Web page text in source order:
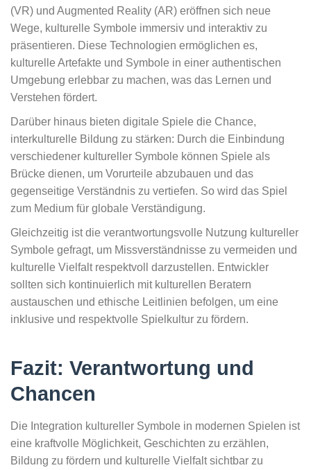
(VR) und Augmented Reality (AR) eröffnen sich neue
Wege, kulturelle Symbole immersiv und interaktiv zu
präsentieren. Diese Technologien ermöglichen es,
kulturelle Artefakte und Symbole in einer authentischen
Umgebung erlebbar zu machen, was das Lernen und
Verstehen fördert.
Darüber hinaus bieten digitale Spiele die Chance,
interkulturelle Bildung zu stärken: Durch die Einbindung
verschiedener kultureller Symbole können Spiele als
Brücke dienen, um Vorurteile abzubauen und das
gegenseitige Verständnis zu vertiefen. So wird das Spiel
zum Medium für globale Verständigung.
Gleichzeitig ist die verantwortungsvolle Nutzung kultureller
Symbole gefragt, um Missverständnisse zu vermeiden und
kulturelle Vielfalt respektvoll darzustellen. Entwickler
sollten sich kontinuierlich mit kulturellen Beratern
austauschen und ethische Leitlinien befolgen, um eine
inklusive und respektvolle Spielkultur zu fördern.
Fazit: Verantwortung und
Chancen
Die Integration kultureller Symbole in modernen Spielen ist
eine kraftvolle Möglichkeit, Geschichten zu erzählen,
Bildung zu fördern und kulturelle Vielfalt sichtbar zu